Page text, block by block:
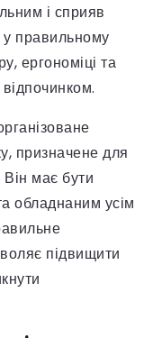
і сприяв
у правильному
ергономіці та
призначене для
має бути
обладнаним усім
підвищити